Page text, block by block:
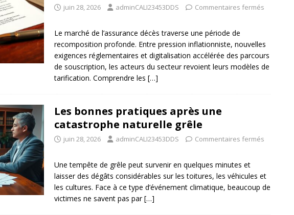
juin 28, 2026 adminCALI23453DDS Commentaires fermés
Le marché de l’assurance décès traverse une période de
recomposition profonde. Entre pression inflationniste, nouvelles
exigences réglementaires et digitalisation accélérée des parcours
de souscription, les acteurs du secteur revoient leurs modèles de
tarification. Comprendre les […]
Les bonnes pratiques après une
catastrophe naturelle grêle
juin 28, 2026 adminCALI23453DDS Commentaires fermés
Une tempête de grêle peut survenir en quelques minutes et
laisser des dégâts considérables sur les toitures, les véhicules et
les cultures. Face à ce type d’événement climatique, beaucoup de
victimes ne savent pas par[…]